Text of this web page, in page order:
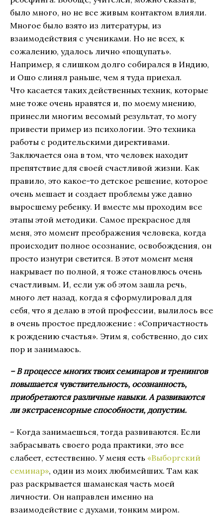
было много, но не все живым контактом влияли.
Многое было взято из литературы, из
взаимодействия с учениками. Но не всех, к
сожалению, удалось лично «пощупать».
Например, я слишком долго собирался в Индию,
и Ошо слинял раньше, чем я туда приехал.
Что касается таких действенных техник, которые
мне тоже очень нравятся и, по моему мнению,
принесли многим весомый результат, то могу
привести пример из психологии. Это техника
работы с родительскими директивами.
Заключается она в том, что человек находит
препятствие для своей счастливой жизни. Как
правило, это какое-то детское решение, которое
очень мешает и создает проблемы уже давно
выросшему ребенку. И вместе мы проходим все
этапы этой методики. Самое прекрасное для
меня, это момент преображения человека, когда
происходит полное осознание, освобождения, он
просто изнутри светится. В этот момент меня
накрывает по полной, я тоже становлюсь очень
счастливым. И, если уж об этом зашла речь,
много лет назад, когда я сформулировал для
себя, что я делаю в этой профессии, вылилось все
в очень простое предложение : «Сопричастность
к рождению счастья». Этим я, собственно, до сих
пор и занимаюсь.
– В процессе многих твоих семинаров и тренингов
повышается чувствительность, осознанность,
приобретаются различные навыки. А развиваются
ли экстрасенсорные способности, допустим.
– Когда занимаешься, тогда развиваются. Если
забрасывать своего рода практики, это все
слабеет, естественно. У меня есть «Выборгский
семинар», один из моих любимейших. Там как
раз раскрывается шаманская часть моей
личности. Он направлен именно на
взаимодействие с духами, тонким миром.